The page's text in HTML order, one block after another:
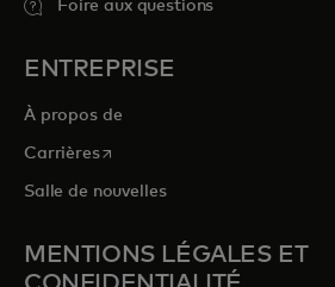
Foire aux questions
ENTREPRISE
À propos de
Carrièress’ouvre dans un nouvel onglet
Salle de nouvelles
MENTIONS LÉGALES ET